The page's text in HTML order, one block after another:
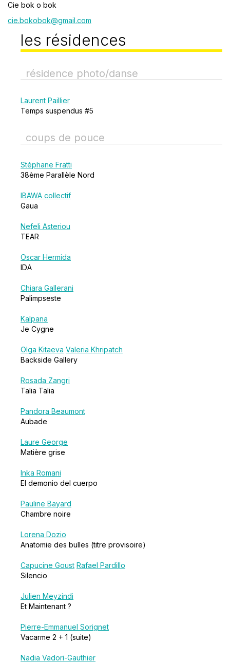
Cie bok o bok
cie.bokobok@gmail.com
les résidences
résidence photo/danse
Laurent Paillier
Temps suspendus #5
coups de pouce
Stéphane Fratti
38ème Parallèle Nord
IBAWA collectif
Gaua
Nefeli Asteriou
TEAR
Oscar Hermida
IDA
Chiara Gallerani
Palimpseste
Kalpana
Je Cygne
Olga Kitaeva Valeria Khripatch
Backside Gallery
Rosada Zangri
Talia Talia
Pandora Beaumont
Aubade
Laure George
Matière grise
Inka Romani
El demonio del cuerpo
Pauline Bayard
Chambre noire
Lorena Dozio
Anatomie des bulles (titre provisoire)
Capucine Goust Rafael Pardillo
Silencio
Julien Meyzindi
Et Maintenant ?
Pierre-Emmanuel Sorignet
Vacarme 2 + 1 (suite)
Nadia Vadori-Gauthier